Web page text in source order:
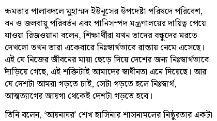
ক্ষমতার পালাবদলে মুহাম্মদ ইউনূসের উপদেষ্টা পরিষদে পরিবেশ,
বন ও জলবায়ু পরিবর্তন এবং পানিসম্পদ মন্ত্রণালয়ের দায়িত্ব পেয়ে
যাওয়া রিজওয়ানা বলেন, শিক্ষার্থীরা যখন তাদের বন্ধুদের মরতে
দেখলো তখন তারা একেবারে নিঃস্বার্থভাবে রাস্তায় নেমে এসেছে।
এই যে নিজের জীবনের মায়া ছেড়ে দিয়ে দেশের জন্য নিঃস্বার্থভাবে
দাঁড়িয়ে গেছে, এই শক্তিটাই আমাদের স্বাধীনতা এনে দিয়েছে। আর
যে দেশটা আমরা গড়তে চাই, সেটা গড়তে হলে নিঃস্বার্থ,
আত্মত্যাগের জায়গা থেকেই দেশটা গড়তে হবে।
তিনি বলেন, ‘আয়নাঘর’ শেখ হাসিনার শাসনামলের নিষ্ঠুরতার একটা